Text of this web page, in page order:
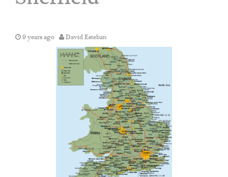
9 years ago David Esteban